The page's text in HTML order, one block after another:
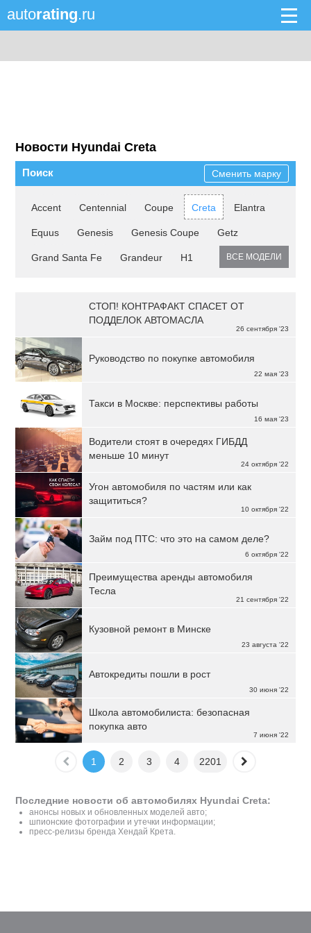
autorating.ru
Новости Hyundai Creta
Поиск Сменить марку
Accent Centennial Coupe Creta Elantra
Equus Genesis Genesis Coupe Getz
Grand Santa Fe Grandeur H1 ВСЕ МОДЕЛИ
26 сентября '23
СТОП! КОНТРАФАКТ СПАСЕТ ОТ
ПОДДЕЛОК АВТОМАСЛА
22 мая '23
Руководство по покупке автомобиля
16 мая '23
Такси в Москве: перспективы работы
24 октября '22
Водители стоят в очередях ГИБДД
меньше 10 минут
10 октября '22
Угон автомобиля по частям или как
защититься?
6 октября '22
Займ под ПТС: что это на самом деле?
21 сентября '22
Преимущества аренды автомобиля
Тесла
23 августа '22
Кузовной ремонт в Минске
30 июня '22
Автокредиты пошли в рост
7 июня '22
Школа автомобилиста: безопасная
покупка авто
1 2 3 4 2201
Последние новости об автомобилях Hyundai Creta:
анонсы новых и обновленных моделей авто;
шпионские фотографии и утечки информации;
пресс-релизы бренда Хендай Крета.